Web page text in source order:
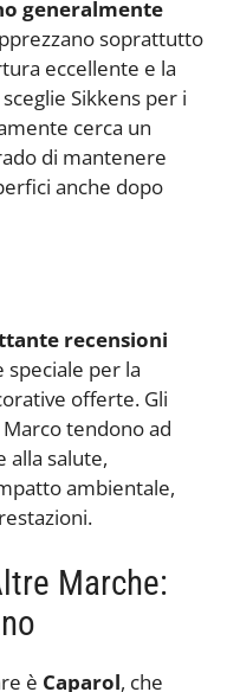
generalmente
soprattutto
eccellente e la
Sikkens per i
cerca un
di mantenere
anche dopo
recensioni
speciale per la
offerte. Gli
tendono ad
alla salute,
ambientale,
Marche:
è Caparol, che